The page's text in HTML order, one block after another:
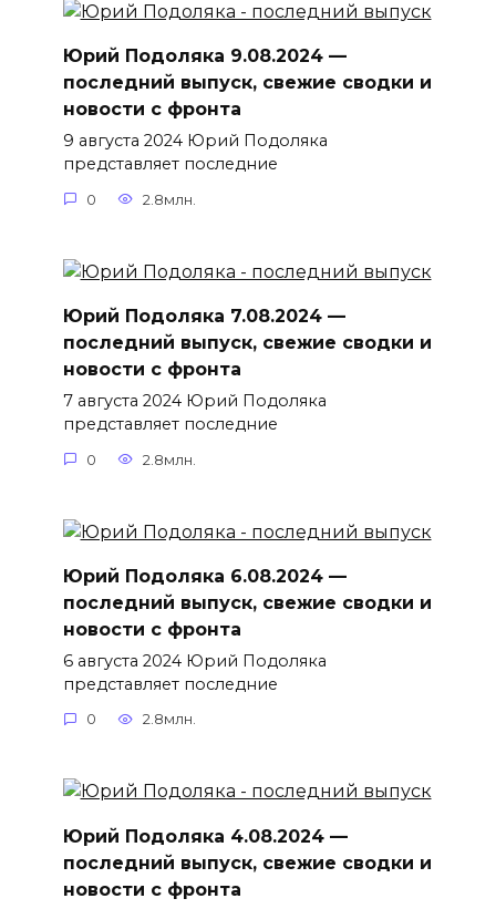
Юрий Подоляка 9.08.2024 —
последний выпуск, свежие сводки и
новости с фронта
9 августа 2024 Юрий Подоляка
представляет последние
0 2.8млн.
Юрий Подоляка 7.08.2024 —
последний выпуск, свежие сводки и
новости с фронта
7 августа 2024 Юрий Подоляка
представляет последние
0 2.8млн.
Юрий Подоляка 6.08.2024 —
последний выпуск, свежие сводки и
новости с фронта
6 августа 2024 Юрий Подоляка
представляет последние
0 2.8млн.
Юрий Подоляка 4.08.2024 —
последний выпуск, свежие сводки и
новости с фронта